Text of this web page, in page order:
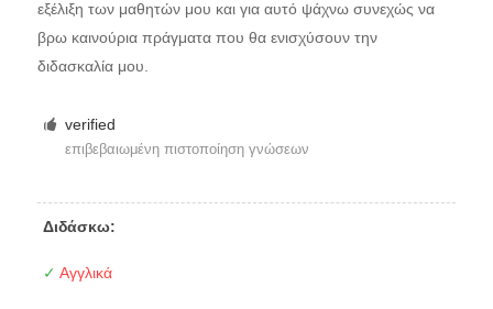
εξέλιξη των μαθητών μου και για αυτό ψάχνω συνεχώς να
βρω καινούρια πράγματα που θα ενισχύσουν την
διδασκαλία μου.
verified
επιβεβαιωμένη πιστοποίηση γνώσεων
Διδάσκω:
✓ Αγγλικά